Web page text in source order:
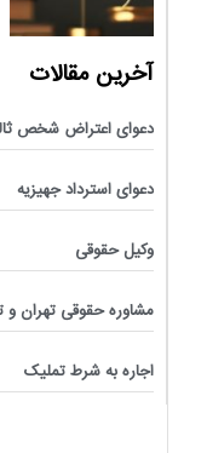
آخرین مقالات
دعوای اعتراض شخص
دعوای استرداد جهیزیه
وکیل حقوقی
مشاوره حقوقی تهران و
اجاره به شرط تملیک